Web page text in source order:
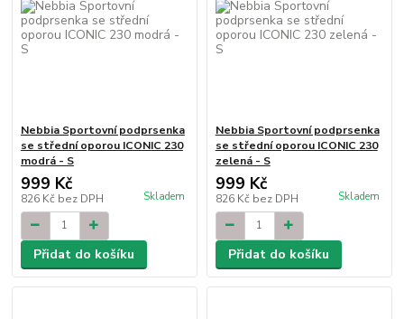
Nebbia Sportovní podprsenka
se střední oporou ICONIC 230
modrá - S
999 Kč
826 Kč bez DPH Skladem
Přidat do košíku
Nebbia Sportovní podprsenka
se střední oporou ICONIC 230
zelená - S
999 Kč
826 Kč bez DPH Skladem
Přidat do košíku